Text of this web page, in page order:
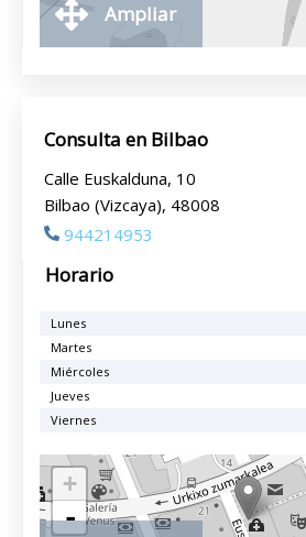
Ampliar
Consulta en Bilbao
Calle Euskalduna, 10
Bilbao (Vizcaya), 48008
944214953
Horario
Lunes
Martes
Miércoles
Jueves
Viernes
+
-